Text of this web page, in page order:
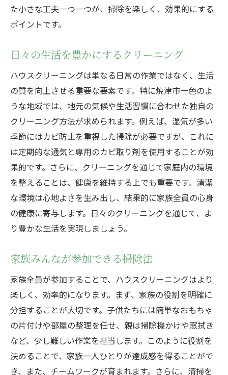
た小さな工夫一つ一つが、掃除を楽しく、効果的にする
ポイントです。
日々の生活を豊かにするクリーニング
ハウスクリーニングは単なる日常の作業ではなく、生活
の質を向上させる重要な要素です。特に焼津市一色のよ
うな地域では、地元の気候や生活習慣に合わせた独自の
クリーニング方法が求められます。例えば、湿気が多い
季節にはカビ防止を重視した掃除が必要ですが、これに
は定期的な通気と専用のカビ取り剤を使用することが効
果的です。さらに、クリーニングを通じて家庭内の環境
を整えることは、健康を維持する上でも重要です。清潔
な環境は心地よさを生み出し、結果的に家族全員の心身
の健康に寄与します。日々のクリーニングを通じて、よ
り豊かな生活を実現しましょう。
家族みんなが参加できる掃除法
家族全員が参加することで、ハウスクリーニングはより
楽しく、効率的になります。まず、家族の役割を明確に
分担することが大切です。子供たちには簡単なおもちゃ
の片付けや部屋の整理を任せ、親は掃除機かけや窓拭き
など、少し難しい作業を担当します。このように役割を
決めることで、家族一人ひとりが達成感を得ることがで
き、また、チームワークが育まれます。さらに、清掃を